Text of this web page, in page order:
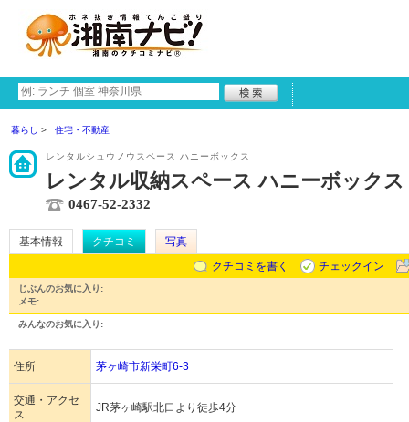
暮らし 住宅・不動産
レンタルシュウノウスペース ハニーボックス
レンタル収納スペース ハニーボックス
0467-52-2332
基本情報 クチコミ
写真
クチコミを書く
チェックイン
じぶんのお気に入り:
メモ:
みんなのお気に入り:
住所 茅ヶ崎市新栄町6-3
交通・アクセ
ス
JR茅ヶ崎駅北口より徒歩4分